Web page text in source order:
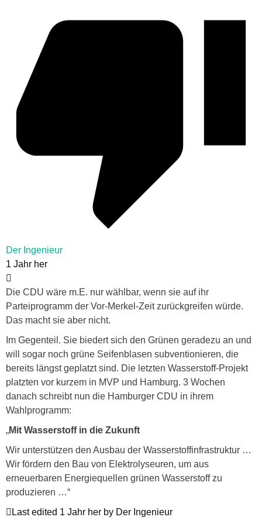
Der Ingenieur
1 Jahr her
Die CDU wäre m.E. nur wählbar, wenn sie auf ihr
Parteiprogramm der Vor-Merkel-Zeit zurückgreifen würde.
Das macht sie aber nicht.
Im Gegenteil. Sie biedert sich den Grünen geradezu an und
will sogar noch grüne Seifenblasen subventionieren, die
bereits längst geplatzt sind. Die letzten Wasserstoff-Projekt
platzten vor kurzem in MVP und Hamburg. 3 Wochen
danach schreibt nun die Hamburger CDU in ihrem
Wahlprogramm:
„Mit Wasserstoff in die Zukunft
Wir unterstützen den Ausbau der Wasserstoffinfrastruktur …
Wir fördern den Bau von Elektrolyseuren, um aus
erneuerbaren Energiequellen grünen Wasserstoff zu
produzieren …“
Last edited 1 Jahr her by Der Ingenieur